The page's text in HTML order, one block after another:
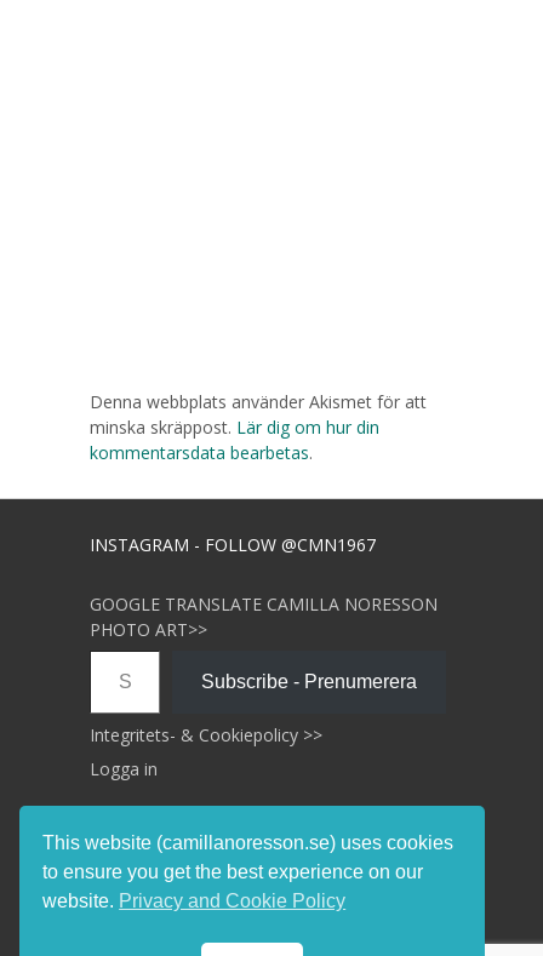
Denna webbplats använder Akismet för att
minska skräppost. Lär dig om hur din
kommentarsdata bearbetas.
INSTAGRAM - FOLLOW @CMN1967
GOOGLE TRANSLATE CAMILLA NORESSON
PHOTO ART>>
Skriv din e-post …
Subscribe - Prenumerera
Integritets- & Cookiepolicy >>
Logga in
This website (camillanoresson.se) uses cookies
to ensure you get the best experience on our
website. Privacy and Cookie Policy